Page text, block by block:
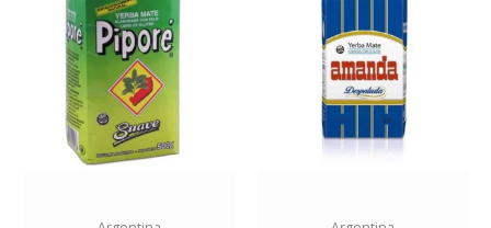
variants.
The
options
may
be